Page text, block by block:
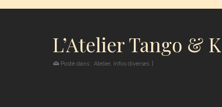
L’Atelier Tango &
Posté dans : Atelier, Infos diverses